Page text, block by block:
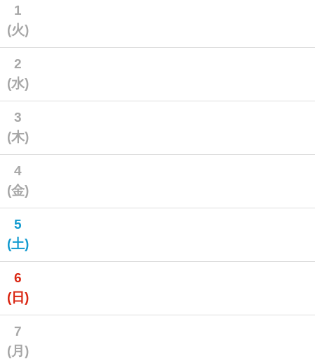
1
(火)
2
(水)
3
(木)
4
(金)
5
(土)
6
(日)
7
(月)